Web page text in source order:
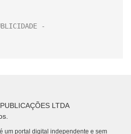
LTDA
um portal digital independente e sem